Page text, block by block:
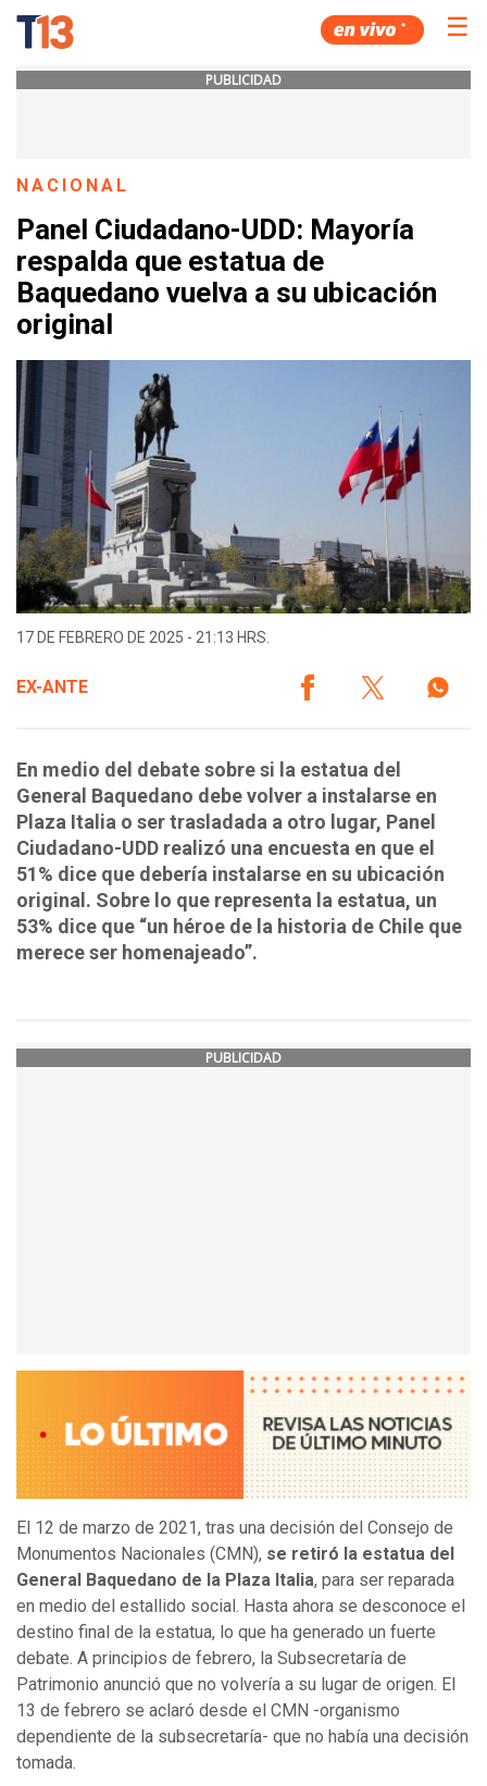
☰
PUBLICIDAD
NACIONAL
Panel Ciudadano-UDD: Mayoría
respalda que estatua de
Baquedano vuelva a su ubicación
original
17 DE FEBRERO DE 2025 - 21:13 HRS.
EX-ANTE
En medio del debate sobre si la estatua del
General Baquedano debe volver a instalarse en
Plaza Italia o ser trasladada a otro lugar, Panel
Ciudadano-UDD realizó una encuesta en que el
51% dice que debería instalarse en su ubicación
original. Sobre lo que representa la estatua, un
53% dice que “un héroe de la historia de Chile que
merece ser homenajeado”.
PUBLICIDAD
El 12 de marzo de 2021, tras una decisión del Consejo de
Monumentos Nacionales (CMN), se retiró la estatua del
General Baquedano de la Plaza Italia, para ser reparada
en medio del estallido social. Hasta ahora se desconoce el
destino final de la estatua, lo que ha generado un fuerte
debate. A principios de febrero, la Subsecretaría de
Patrimonio anunció que no volvería a su lugar de origen. El
13 de febrero se aclaró desde el CMN -organismo
dependiente de la subsecretaría- que no había una decisión
tomada.